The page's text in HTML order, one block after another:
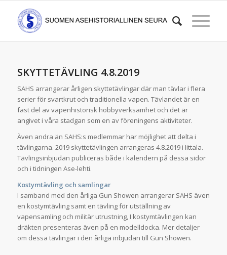
SKYTTETÄVLING 4.8.2019
SAHS arrangerar årligen skyttetävlingar där man tävlar i flera
serier för svartkrut och traditionella vapen. Tävlandet är en
fast del av vapenhistorisk hobbyverksamhet och det är
angivet i våra stadgan som en av föreningens aktiviteter.
Även andra än SAHS:s medlemmar har möjlighet att delta i
tävlingarna. 2019 skyttetävlingen arrangeras 4.8.2019 i Iittala.
Tävlingsinbjudan publiceras både i kalendern på dessa sidor
och i tidningen Ase-lehti.
Kostymtävling och samlingar
I samband med den årliga Gun Showen arrangerar SAHS även
en kostymtävling samt en tävling för utställning av
vapensamling och militär utrustning, I kostymtävlingen kan
dräkten presenteras även på en modelldocka. Mer detaljer
om dessa tävlingar i den årliga inbjudan till Gun Showen.